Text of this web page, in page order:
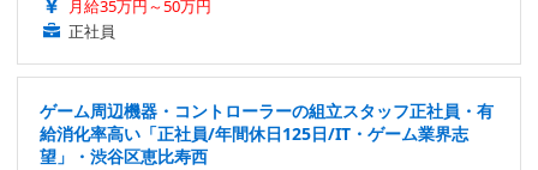
月給35万円～50万円
正社員
ゲーム周辺機器・コントローラーの組立スタッフ正社員・有
給消化率高い「正社員/年間休日125日/IT・ゲーム業界志
望」・渋谷区恵比寿西